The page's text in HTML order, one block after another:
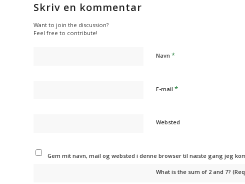
Skriv en kommentar
Want to join the discussion?
Feel free to contribute!
Navn *
E-mail *
Websted
Gem mit navn, mail og websted i denne browser til næste gang jeg
What is the sum of 2 and 7?